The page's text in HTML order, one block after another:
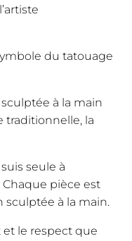
du tatouage
à la main
traditionnelle, la
seule à
pièce est
sculptée à la main.​
et le respect que